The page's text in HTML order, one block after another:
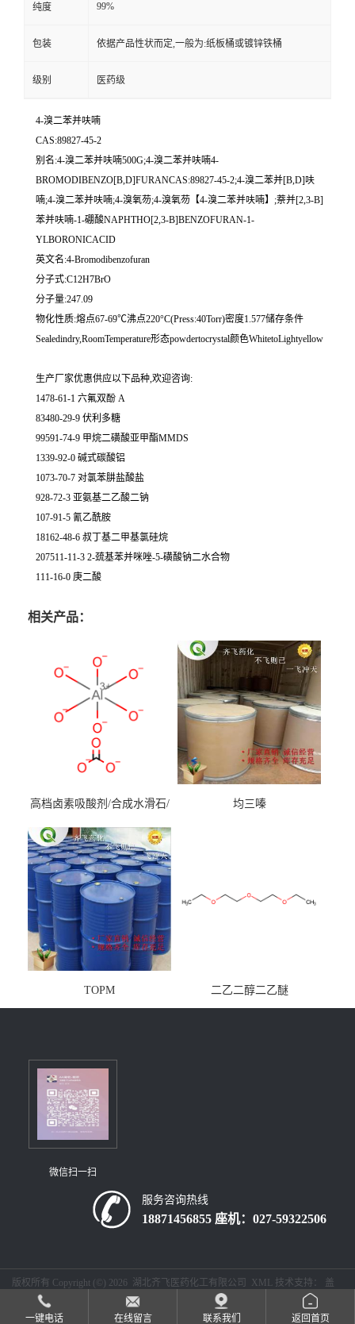
纯度 99%
包装 依据产品性状而定,一般为:纸板桶或镀锌铁桶
级别 医药级
4-溴二苯并呋喃
CAS:89827-45-2
别名:4-溴二苯并呋喃500G;4-溴二苯并呋喃4-
BROMODIBENZO[B,D]FURANCAS:89827-45-2;4-溴二苯并[B,D]呋
喃;4-溴二苯并呋喃;4-溴氧芴;4-溴氧芴【4-溴二苯并呋喃】;萘并[2,3-B]
苯并呋喃-1-硼酸NAPHTHO[2,3-B]BENZOFURAN-1-
YLBORONICACID
英文名:4-Bromodibenzofuran
分子式:C12H7BrO
分子量:247.09
物化性质:熔点67-69℃沸点220°C(Press:40Torr)密度1.577储存条件
Sealedindry,RoomTemperature形态powdertocrystal颜色WhitetoLightyellow
生产厂家优惠供应以下品种,欢迎咨询:
1478-61-1 六氟双酚 A
83480-29-9 伏利多糖
99591-74-9 甲烷二磺酸亚甲酯MMDS
1339-92-0 碱式碳酸铝
1073-70-7 对氯苯肼盐酸盐
928-72-3 亚氨基二乙酸二钠
107-91-5 氰乙酰胺
18162-48-6 叔丁基二甲基氯硅烷
207511-11-3 2-巯基苯并咪唑-5-磺酸钠二水合物
111-16-0 庚二酸
相关产品：
高档卤素吸酸剂/合成水滑石/
均三嗪
TOPM 二乙二醇二乙醚
微信扫一扫
服务咨询热线
18871456855 座机：027-59322506
版权所有 Copyright (©) 2026 湖北齐飞医药化工有限公司 XML 技术支持： 盖
德化工网
一键电话
在线留言 联系我们 返回首页